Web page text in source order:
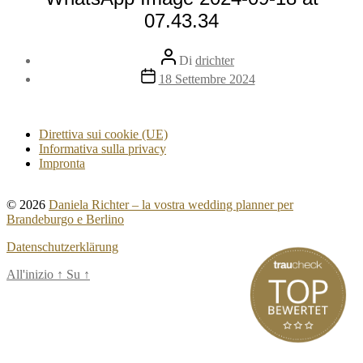
07.43.34
Autore
articolo
Di drichter
Data
dell'articolo
18 Settembre 2024
Direttiva sui cookie (UE)
Informativa sulla privacy
Impronta
© 2026 Daniela Richter – la vostra wedding planner per
Brandeburgo e Berlino
Datenschutzerklärung
All'inizio ↑ Su ↑